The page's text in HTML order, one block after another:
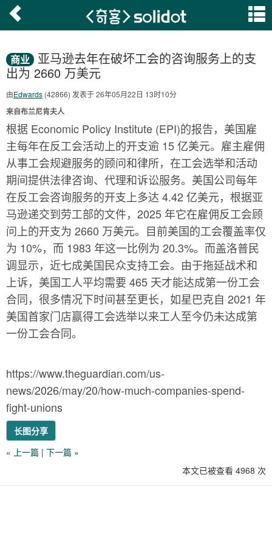
商业
亚马逊去年在破坏工会的咨询服务上的支
出为 2660 万美元
由Edwards (42866) 发表于 26年05月22日 13时10分
来自布兰尼肯夫人
根据 Economic Policy Institute (EPI)的报告，美国雇
主每年在反工会活动上的开支逾 15 亿美元。雇主雇佣
从事工会规避服务的顾问和律所，在工会选举和活动
期间提供法律咨询、代理和诉讼服务。美国公司每年
在反工会咨询服务的开支上多达 4.42 亿美元，根据亚
马逊递交到劳工部的文件，2025 年它在雇佣反工会顾
问上的开支为 2660 万美元。目前美国的工会覆盖率仅
为 10%，而 1983 年这一比例为 20.3%。而盖洛普民
调显示，近七成美国民众支持工会。由于拖延战术和
上诉，美国工人平均需要 465 天才能达成第一份工会
合同，很多情况下时间甚至更长，如星巴克自 2021 年
美国首家门店赢得工会选举以来工人至今仍未达成第
一份工会合同。
https://www.theguardian.com/us-
news/2026/may/20/how-much-companies-spend-
fight-unions
长图分享
« 上一篇 | 下一篇 »
本文已被查看 4968 次